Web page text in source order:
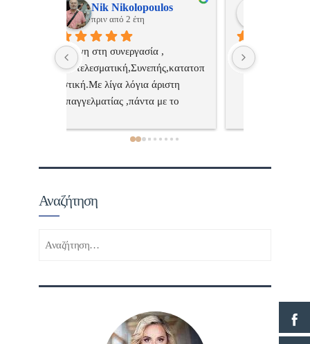
ManosBX
πριν από 2 έτη
Επαγγελματίας  Άψογη
συνεργασία
Αναζήτηση